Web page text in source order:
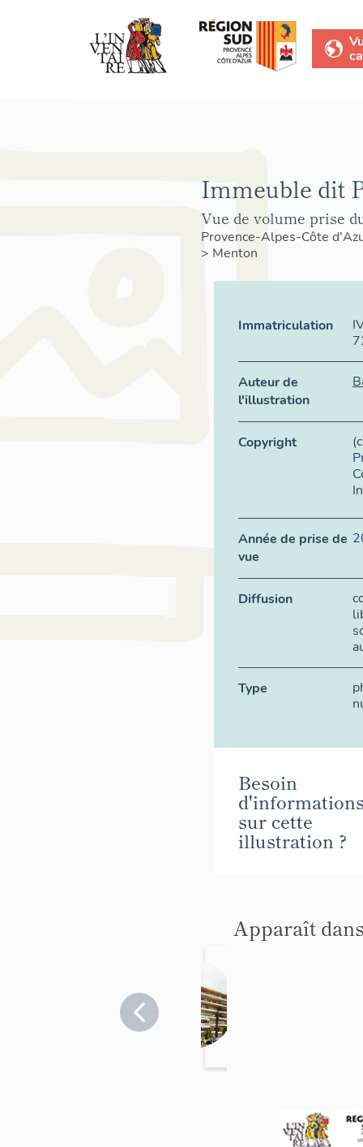
Immeuble dit
Vue de volume prise
Provence-Alpes-Côte
> Menton
Immatriculation
Auteur de
l'illustration
Copyright
Année de prise de
vue
Diffusion
Type
Besoin
sur cette
illustration ?
Apparaît